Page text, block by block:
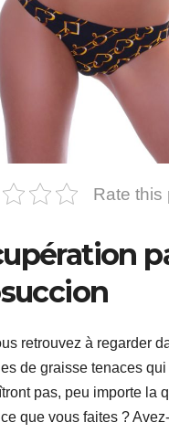
Rate this
retrouvez à regarder
de graisse tenaces qui
pas, peu importe la
que vous faites ?